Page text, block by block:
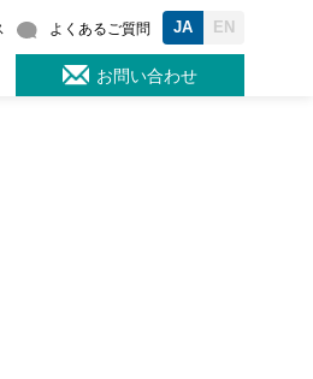
よくあるご質問 EN
JA
お問い合わせ